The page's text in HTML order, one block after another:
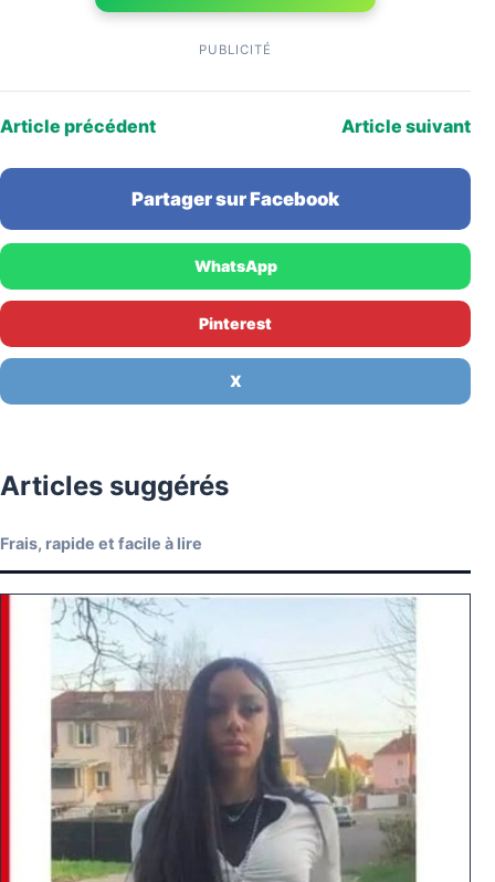
PUBLICITÉ
Article précédent Article suivant
Partager sur Facebook
WhatsApp
Pinterest
X
Articles suggérés
Frais, rapide et facile à lire